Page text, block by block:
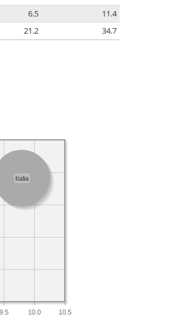
6.5
11.4
21.2 34.7
9.5 10.0 10.5
Italia